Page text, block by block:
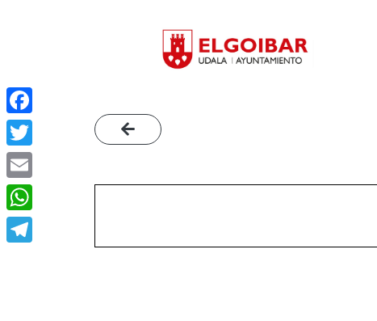
Facebook
Twitter
Email
WhatsApp